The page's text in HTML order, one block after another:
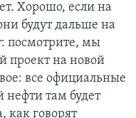
Хорошо, если на
будут дальше на
посмотрите, мы
проект на новой
все официальные
нефти там будет
как говорят